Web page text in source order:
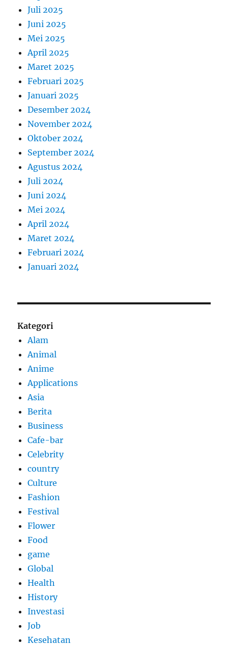
Juli 2025
Juni 2025
Mei 2025
April 2025
Maret 2025
Februari 2025
Januari 2025
Desember 2024
November 2024
Oktober 2024
September 2024
Agustus 2024
Juli 2024
Juni 2024
Mei 2024
April 2024
Maret 2024
Februari 2024
Januari 2024
Kategori
Alam
Animal
Anime
Applications
Asia
Berita
Business
Cafe-bar
Celebrity
country
Culture
Fashion
Festival
Flower
Food
game
Global
Health
History
Investasi
Job
Kesehatan